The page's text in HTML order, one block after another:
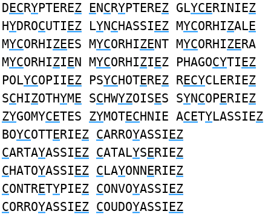
DECRYPTEREZ ENCRYPTEREZ GLYCERINIEZ
HYDROCUTIEZ LYNCHASSIEZ MYCORHIZALE
MYCORHIZEES MYCORHIZENT MYCORHIZERA
MYCORHIZIEN MYCORHIZIEZ PHAGOCYTIEZ
POLYCOPIIEZ PSYCHOTEREZ RECYCLERIEZ
SCHIZOTHYME SCHWYZOISES SYNCOPERIEZ
ZYGOMYCETES ZYMOTECHNIE ACETYLASSIEZ
BOYCOTTERIEZ CARROYASSIEZ
CARTAYASSIEZ CATALYSERIEZ
CHATOYASSIEZ CLAYONNERIEZ
CONTRETYPIEZ CONVOYASSIEZ
CORROYASSIEZ COUDOYASSIEZ